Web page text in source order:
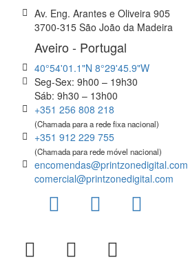
Av. Eng. Arantes e Oliveira 905
3700-315 São João da Madeira
Aveiro - Portugal
40°54'01.1"N 8°29'45.9"W
Seg-Sex: 9h00 – 19h30
Sáb: 9h30 – 13h00
+351 256 808 218
(Chamada para a rede fixa nacional)
+351 912 229 755
(Chamada para rede móvel nacional)
encomendas@printzonedigital.com
comercial@printzonedigital.com